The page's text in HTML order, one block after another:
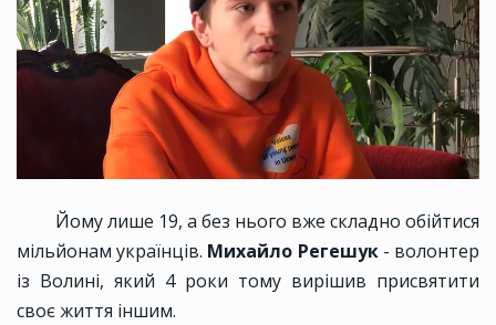
Йому лише 19, а без нього вже складно обійтися
мільйонам українців. Михайло Регешук- волонтер
із Волині, який 4 роки тому вирішив присвятити
своє життя іншим.